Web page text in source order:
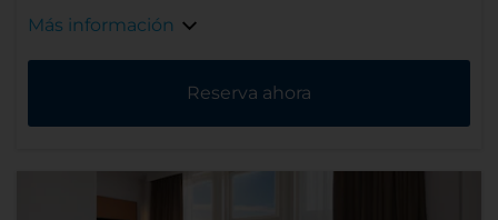
Más información
Reserva ahora